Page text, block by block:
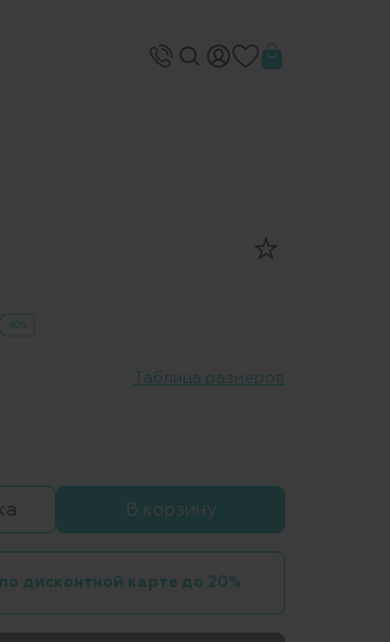
-50%
Таблица размеров
В корзину
дисконтной карте до 20%